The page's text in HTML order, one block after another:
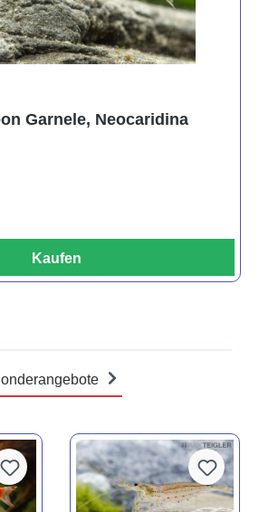
Garnele, Neocaridina
Kaufen